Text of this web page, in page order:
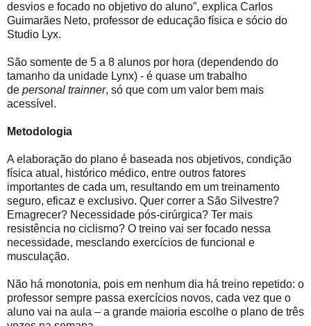
desvios e focado no objetivo do aluno”, explica Carlos
Guimarães Neto, professor de educação física e sócio do
Studio Lyx.
São somente de 5 a 8 alunos por hora (dependendo do
tamanho da unidade Lynx) - é quase um trabalho
de personal trainner, só que com um valor bem mais
acessível.
Metodologia
A elaboração do plano é baseada nos objetivos, condição
física atual, histórico médico, entre outros fatores
importantes de cada um, resultando em um treinamento
seguro, eficaz e exclusivo. Quer correr a São Silvestre?
Emagrecer? Necessidade pós-cirúrgica? Ter mais
resistência no ciclismo? O treino vai ser focado nessa
necessidade, mesclando exercícios de funcional e
musculação.
Não há monotonia, pois em nenhum dia há treino repetido: o
professor sempre passa exercícios novos, cada vez que o
aluno vai na aula – a grande maioria escolhe o plano de três